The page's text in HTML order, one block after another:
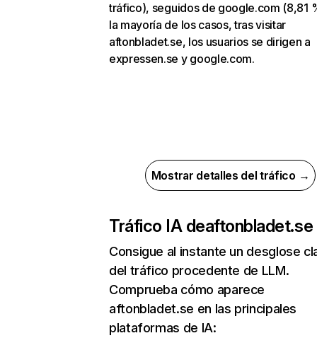
tráfico), seguidos de google.com (8,81
la mayoría de los casos, tras visitar
aftonbladet.se, los usuarios se dirigen a
expressen.se y google.com.
Mostrar detalles del tráfico →
Tráfico IA deaftonbladet.se
Consigue al instante un desglose
del tráfico procedente de LLM.
Comprueba cómo aparece
aftonbladet.se en las principales
plataformas de IA: